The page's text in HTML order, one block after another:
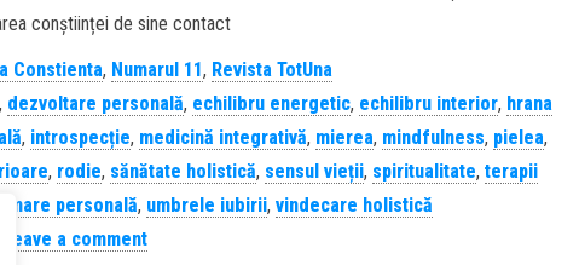
conștiinței de sine contact
Constienta, Numarul 11, Revista TotUna
, dezvoltare personală, echilibru energetic, echilibru interior, hrana
, introspecție, medicină integrativă, mierea, mindfulness, pielea,
, rodie, sănătate holistică, sensul vieții, spiritualitate,terapii
personală, umbrele iubirii,vindecare holistică
Leave a comment